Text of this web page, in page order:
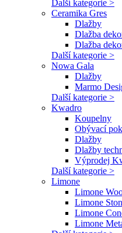
Další kategorie >
Ceramika Gres
Dlažby
Dlažba
Dlažba
Další kategorie >
Nowa Gala
Dlažby
Marmo
Další kategorie >
Kwadro
Koupelny
Obývací
Dlažby
Dlažby
Výprodej
Další kategorie >
Limone
Limone
Limone
Limone
Limone